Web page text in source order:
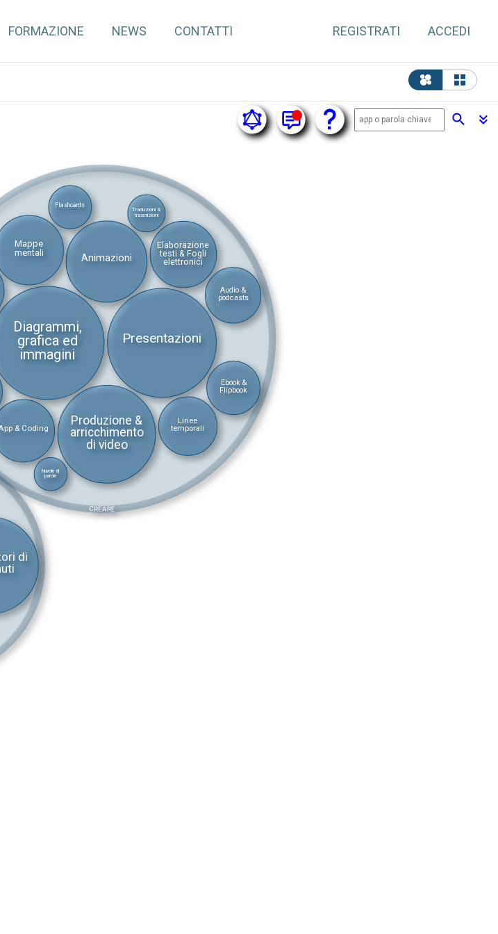
FORMAZIONE NEWS CONTATTI REGISTRATI ACCEDI
Diagrammi,
grafica ed
immagini
Presentazioni
Produzione &
arricchimento
di video
Animazioni
Mappe
mentali
Elaborazione
testi & Fogli
elettronici
& Coding
Linee
temporali
Audio &
podcasts
Ebook &
Flipbook
Flashcards
Traduzioni &
trascrizioni
Nuvole di
parole
di
CREARE